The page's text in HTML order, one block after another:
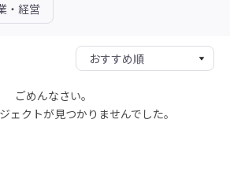
・経営
ごめんなさい。
ェクトが見つかりませんでした。